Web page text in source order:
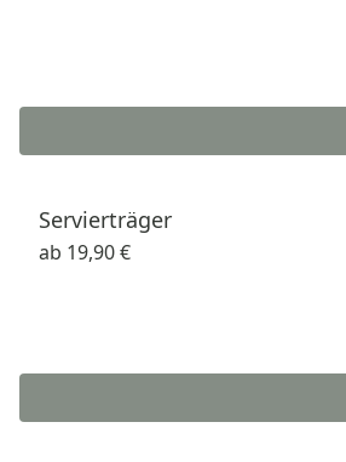
Servierträger
ab 19,90 €